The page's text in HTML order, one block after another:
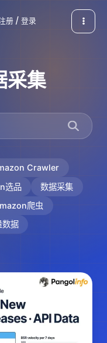
册 / 登录
采集
Crawler
选品
数据采集
爬虫
据